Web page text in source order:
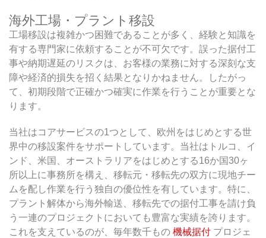
海外工場・プラント移設
工場移設は複雑かつ困難であることが多く、経験と知識を
有する専門家に依頼することが不可欠です。誤った据付工
事や納期遅延のリスクは、お客様の業務に対する深刻な支
障や経済的損失を招く結果となりかねません。したがっ
て、初期段階で正確かつ確実に作業を行うことが重要とな
ります。
当社はコアサービスの1つとして、欧州をはじめとする世
界中の移設案件をサポートしています。当社はトルコ、イ
ンド、米国、オーストラリアをはじめとする16か国30ヶ
所以上に事務所を構え、移転元・移転先の双方に現地チー
ムを配し作業を行う独自の優位性を有しています。特に、
プラント解体から海外輸送、移転先での据付工事を請け負
う一連のプロジェクトにおいても豊富な実績を誇ります。
これを支えているのが、毎年数千もの 機械据付 プロジェ